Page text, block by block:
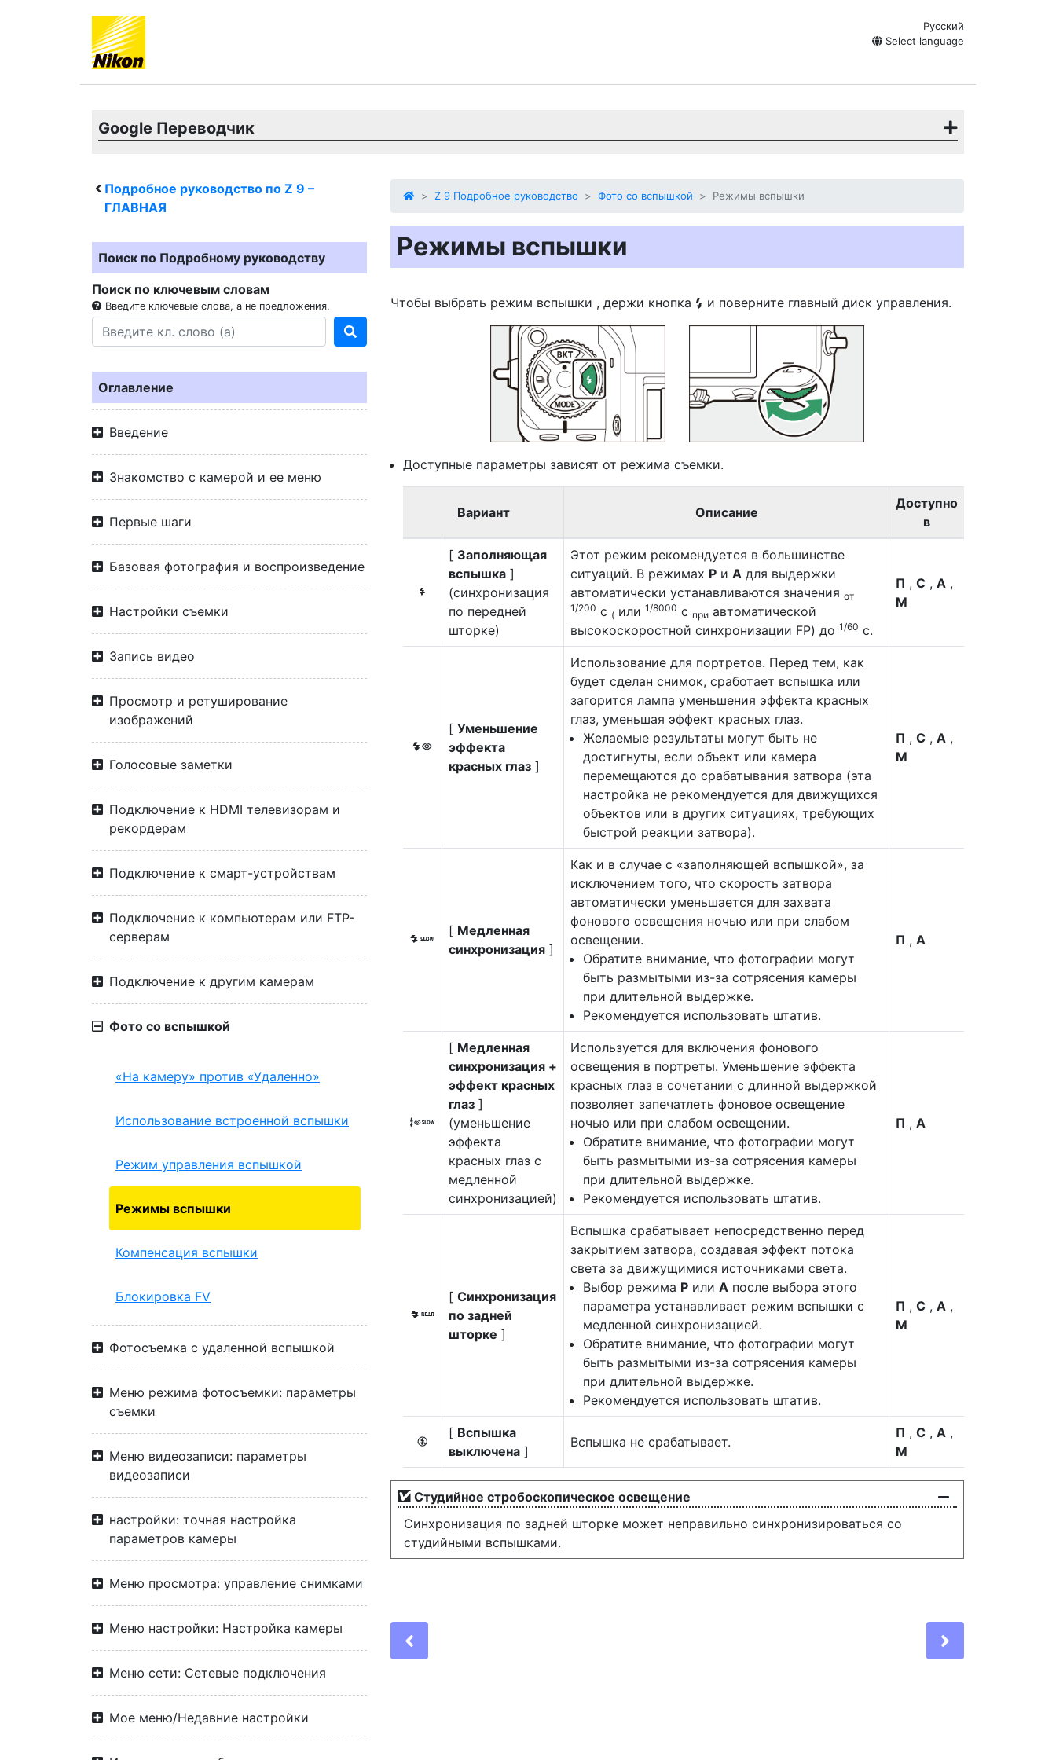
Русский
Select language
Google Переводчик
Подробное руководство по Z 9 –
ГЛАВНАЯ
Поиск по Подробному руководству
Поиск по ключевым словам
Введите ключевые слова, а не предложения.
Оглавление
Введение
Знакомство с камерой и ее меню
Первые шаги
Базовая фотография и воспроизведение
Настройки съемки
Запись видео
Просмотр и ретуширование
изображений
Голосовые заметки
Подключение к HDMI телевизорам и
рекордерам
Подключение к смарт-устройствам
Подключение к компьютерам или FTP-
серверам
Подключение к другим камерам
Фото со вспышкой
«На камеру» против «Удаленно»
Использование встроенной вспышки
Режим управления вспышкой
Режимы вспышки
Компенсация вспышки
Блокировка FV
Фотосъемка с удаленной вспышкой
Меню режима фотосъемки: параметры
съемки
Меню видеозаписи: параметры
видеозаписи
настройки: точная настройка
параметров камеры
Меню просмотра: управление снимками
Меню настройки: Настройка камеры
Меню сети: Сетевые подключения
Мое меню/Недавние настройки
Z 9 Подробное руководство Фото со вспышкой Режимы вспышки
Режимы вспышки
Чтобы выбрать режим вспышки , держи кнопка c и поверните главный диск управления.
Доступные параметры зависят от режима съемки.
Вариант Описание
Доступно
в
I
[ Заполняющая
вспышка ]
(синхронизация
по передней
шторке)
Этот режим рекомендуется в большинстве
ситуаций. В режимах P и A для выдержки
автоматически устанавливаются значения от
1/200 с ( или 1/8000 с при автоматической
высокоскоростной синхронизации FP) до 1/60 с.
П , С , А ,
М
J
[ Уменьшение
эффекта
красных глаз ]
Использование для портретов. Перед тем, как
будет сделан снимок, сработает вспышка или
загорится лампа уменьшения эффекта красных
глаз, уменьшая эффект красных глаз.
Желаемые результаты могут быть не
достигнуты, если объект или камера
перемещаются до срабатывания затвора (эта
настройка не рекомендуется для движущихся
объектов или в других ситуациях, требующих
быстрой реакции затвора).
П , С , А ,
М
L
[ Медленная
синхронизация ]
Как и в случае с «заполняющей вспышкой», за
исключением того, что скорость затвора
автоматически уменьшается для захвата
фонового освещения ночью или при слабом
освещении.
Обратите внимание, что фотографии могут
быть размытыми из-за сотрясения камеры
при длительной выдержке.
Рекомендуется использовать штатив.
П , А
K
[ Медленная
синхронизация +
эффект красных
глаз ]
(уменьшение
эффекта
красных глаз с
медленной
синхронизацией)
Используется для включения фонового
освещения в портреты. Уменьшение эффекта
красных глаз в сочетании с длинной выдержкой
позволяет запечатлеть фоновое освещение
ночью или при слабом освещении.
Обратите внимание, что фотографии могут
быть размытыми из-за сотрясения камеры
при длительной выдержке.
Рекомендуется использовать штатив.
П , А
M
[ Синхронизация
по задней
шторке ]
Вспышка срабатывает непосредственно перед
закрытием затвора, создавая эффект потока
света за движущимися источниками света.
Выбор режима P или A после выбора этого
параметра устанавливает режим вспышки с
медленной синхронизацией.
Обратите внимание, что фотографии могут
быть размытыми из-за сотрясения камеры
при длительной выдержке.
Рекомендуется использовать штатив.
П , С , А ,
М
s
[ Вспышка
выключена ]
Вспышка не срабатывает.
П , С , А ,
М
Студийное стробоскопическое освещение
Синхронизация по задней шторке может неправильно синхронизироваться со
студийными вспышками.